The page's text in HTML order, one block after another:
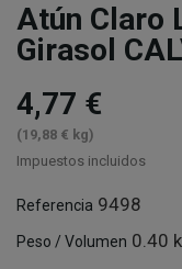
Atún Claro
Girasol
4,77 €
(19,88 € kg)
Impuestos incluidos
Referencia 9498
Peso / Volumen 0.40